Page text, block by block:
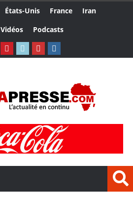
États-Unis France
Iran
Vidéos Podcasts